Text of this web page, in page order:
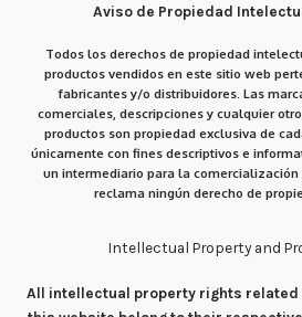
Aviso de Propiedad
Todos los derechos de propiedad
productos vendidos en este sitio web
fabricantes y/o distribuidores. Las
comerciales, descripciones y cualquier
productos son propiedad exclusiva de
únicamente con fines descriptivos e
un intermediario para la comercialización
reclama ningún derecho de
Intellectual Property and
All intellectual property rights related